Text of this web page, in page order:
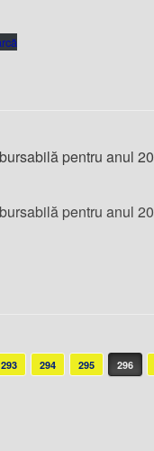
pentru anul
pentru anul
293 294 295 296